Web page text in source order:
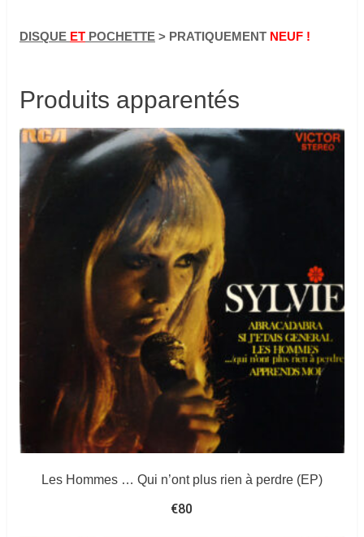
DISQUE ETPOCHETTE> PRATIQUEMENTNEUF !
Produits apparentés
Les Hommes … Qui n’ont plus rien à perdre (EP)
€80